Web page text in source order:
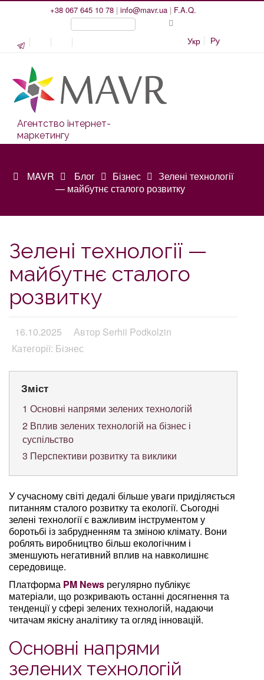
+38 067 645 10 78 | info@mavr.ua | F.A.Q.
Укр Ру
Агентство інтернет-
маркетингу
MAVR Блог Бізнес
Зелені технології
— майбутнє сталого розвитку
Зелені технології —
майбутнє сталого
розвитку
16.10.2025
Автор Serhii Podkolzin
Категорії: Бізнес
Зміст
1 Основні напрями зелених технологій
2 Вплив зелених технологій на бізнес і
суспільство
3 Перспективи розвитку та виклики
У сучасному світі дедалі більше уваги приділяється
питанням сталого розвитку та екології. Сьогодні
зелені технології є важливим інструментом у
боротьбі із забрудненням та зміною клімату. Вони
роблять виробництво більш екологічним і
зменшують негативний вплив на навколишнє
середовище.
Платформа PM News регулярно публікує
матеріали, що розкривають останні досягнення та
тенденції у сфері зелених технологій, надаючи
читачам якісну аналітику та огляд інновацій.
Основні напрями
зелених технологій